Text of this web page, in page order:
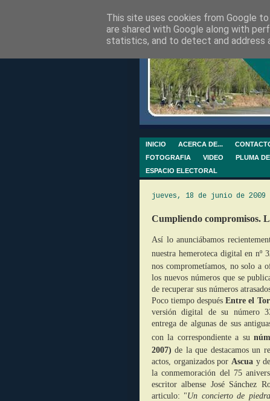
INICIO ACERCA DE...
FOTOGRAFIA
VIDEO PLUMA
ESPACIO ELECTORAL
jueves, 18 de junio de 2009
Cumpliendo compromisos.
Así lo anunciábamos
nuestra hemeroteca digital en nº
nos comprometíamos, no solo a
los nuevos números que se
de recuperar sus números
Poco tiempo despuésEntre el
versión digital de su número
entrega de algunas de sus
con la correspondiente a su
2007) de la que destacamos un
actos, organizados por Ascua y
la conmemoración del 75
escritor albense José Sánchez
articulo: "Un concierto de
This site uses cookies from Google
are shared with Google along with
statistics, and to detect and address